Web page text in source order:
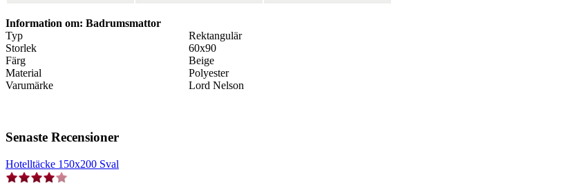
Information om: Badrumsmattor
Typ
Rektangulär
Storlek
60x90
Färg
Beige
Material
Polyester
Varumärke
Lord Nelson
Senaste Recensioner
Hotelltäcke 150x200 Sval